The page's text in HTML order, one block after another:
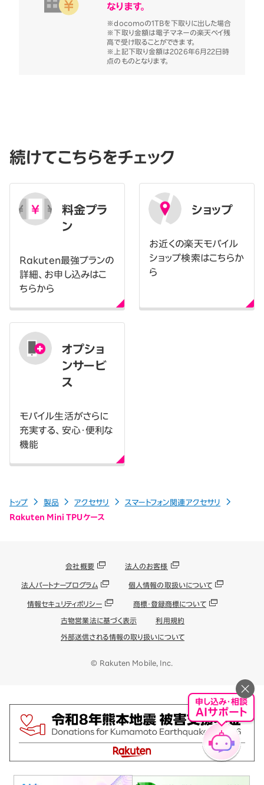
申し込み・相談
AIサポート
なります。
※docomoの1TBを下取りに出した場合
※下取り金額は電子マネーの楽天ペイ残
高で受け取ることができます。
※上記下取り金額は2026年6月22日時
点のものとなります。
続けてこちらをチェック
料金プラ
ン
Rakuten最強プランの
詳細、お申し込みはこ
ちらから
ショップ
お近くの楽天モバイル
ショップ検索はこちらか
ら
オプショ
ンサービ
ス
モバイル生活がさらに
充実する、安心・便利な
機能
トップ 製品 アクセサリ
スマートフォン関連アクセサリ
Rakuten Mini TPUケース
会社概要 法人のお客様
法人パートナープログラム 個人情報の取扱いについて
情報セキュリティポリシー 商標・登録商標について
古物営業法に基づく表示 利用規約
外部送信される情報の取り扱いについて
© Rakuten Mobile, Inc.